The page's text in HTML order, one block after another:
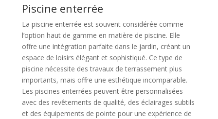
Piscine enterrée
La piscine enterrée est souvent considérée comme
l’option haut de gamme en matière de piscine. Elle
offre une intégration parfaite dans le jardin, créant un
espace de loisirs élégant et sophistiqué. Ce type de
piscine nécessite des travaux de terrassement plus
importants, mais offre une esthétique incomparable.
Les piscines enterrées peuvent être personnalisées
avec des revêtements de qualité, des éclairages subtils
et des équipements de pointe pour une expérience de